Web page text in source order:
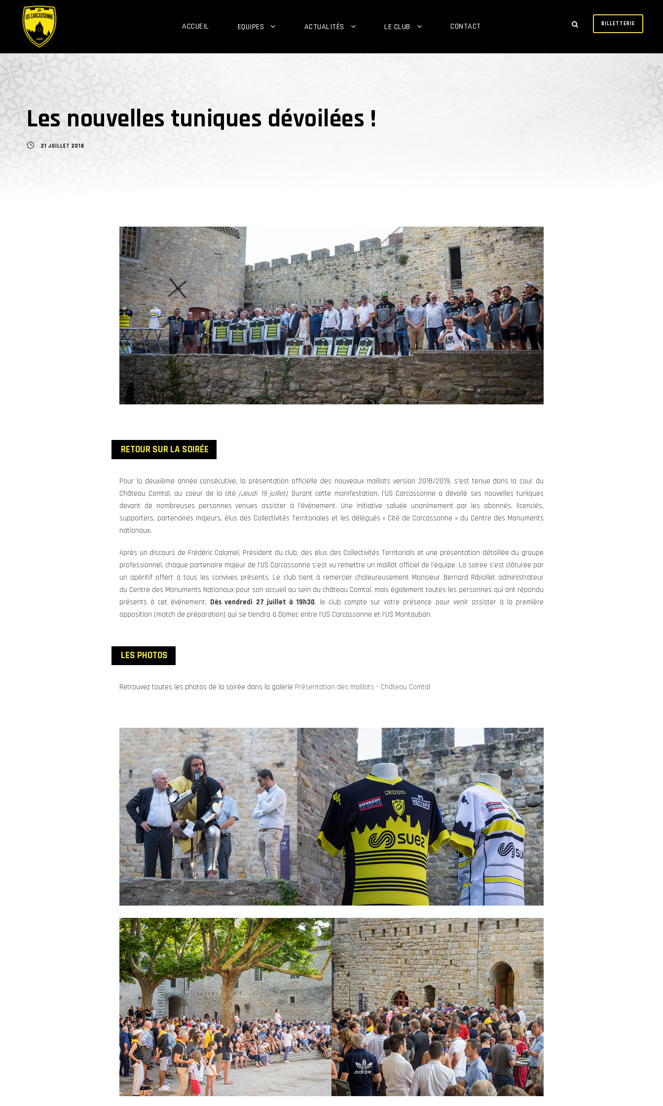
ACCUEIL EQUIPES ACTUALITÉS LE CLUB CONTACT BILLETTERIE
Les nouvelles tuniques dévoilées !
21 JUILLET 2018
RETOUR SUR LA SOIRÉE
Pour la deuxième année consécutive, la présentation officielle des nouveaux maillots version 2018/2019, s’est tenue dans la cour du
Château Comtal, au coeur de la cité (Jeudi 19 juillet). Durant cette manifestation, l’US Carcassonne a dévoilé ses nouvelles tuniques
devant de nombreuses personnes venues assister à l’événement. Une initiative saluée unanimement par les abonnés, licenciés,
supporters, partenaires majeurs, élus des Collectivités Territoriales et les délégués « Cité de Carcassonne » du Centre des Monuments
nationaux.
Après un discours de Frédéric Calamel, Président du club, des élus des Collectivités Territorials et une présentation détaillée du groupe
professionnel, chaque partenaire majeur de l’US Carcassonne s’est vu remettre un maillot officiel de l’équipe. La soirée s’est clôturée par
un apéritif offert à tous les convives présents. Le club tient à remercier chaleureusement Monsieur Bernard Ribiollet administrateur
du Centre des Monuments Nationaux pour son accueil au sein du château Comtal, mais également toutes les personnes qui ont répondu
présents à cet événement. Dès vendredi 27 juillet à 19h30, le club compte sur votre présence pour venir assister à la première
opposition (match de préparation) qui se tiendra à Domec entre l’US Carcassonne et l’US Montauban.
LES PHOTOS
Retrouvez toutes les photos de la soirée dans la galerie Présentation des maillots – Château Comtal